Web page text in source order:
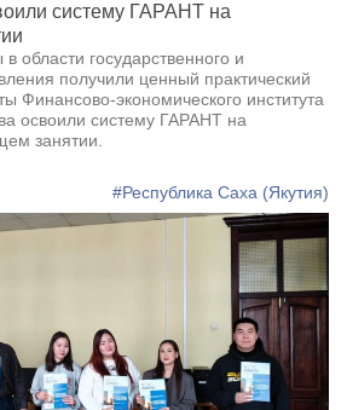
систему ГАРАНТ на
области государственного и
получили ценный практический
Финансово-экономического института
освоили систему ГАРАНТ на
занятии.
#Республика Саха (Якутия)